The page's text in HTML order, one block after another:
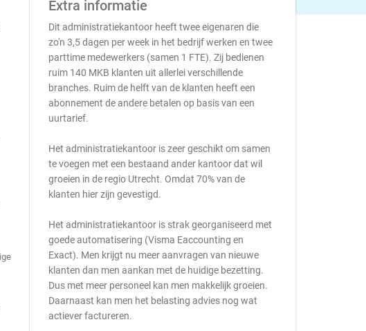
Extra informatie
Dit administratiekantoor heeft twee eigenaren die
zo'n 3,5 dagen per week in het bedrijf werken en twee
parttime medewerkers (samen 1 FTE). Zij bedienen
ruim 140 MKB klanten uit allerlei verschillende
branches. Ruim de helft van de klanten heeft een
abonnement de andere betalen op basis van een
uurtarief.
Het administratiekantoor is zeer geschikt om samen
te voegen met een bestaand ander kantoor dat wil
groeien in de regio Utrecht. Omdat 70% van de
klanten hier zijn gevestigd.
Het administratiekantoor is strak georganiseerd met
goede automatisering (Visma Eaccounting en
Exact). Men krijgt nu meer aanvragen van nieuwe
klanten dan men aankan met de huidige bezetting.
Dus met meer personeel kan men makkelijk groeien.
Daarnaast kan men het belasting advies nog wat
actiever factureren.